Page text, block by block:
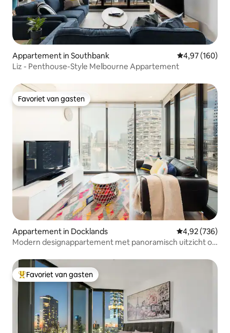
Appartement in Southbank Gemiddelde
4,97 (160)
Liz - Penthouse-Style Melbourne Appartement
Favoriet van gasten
Favoriet van gasten
Appartement in Docklands Gemiddelde
4,92 (736)
Modern designappartement met panoramisch uitzicht op
Topfavoriet van gasten
Favoriet van gasten